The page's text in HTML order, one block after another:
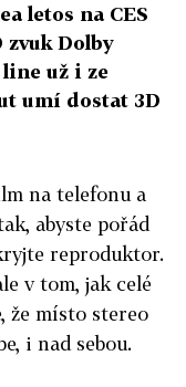
letos na CES
zvuk Dolby
line už i ze
umí dostat 3D
na telefonu a
abyste pořád
reproduktor.
v tom, jak celé
že místo stereo
i nad sebou.